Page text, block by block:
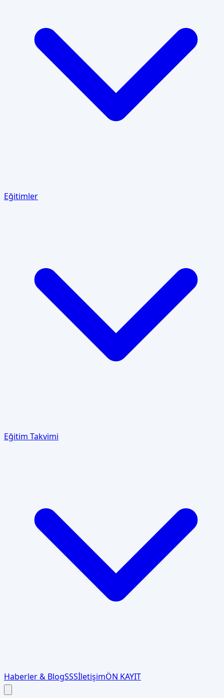
Eğitimler
Eğitim Takvimi
Haberler & BlogSSSİletişimÖN KAYIT